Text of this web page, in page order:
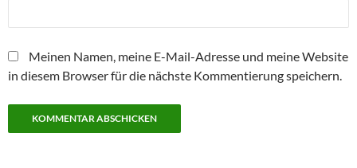
Meinen Namen, meine E-Mail-Adresse und meine Website
in diesem Browser für die nächste Kommentierung speichern.